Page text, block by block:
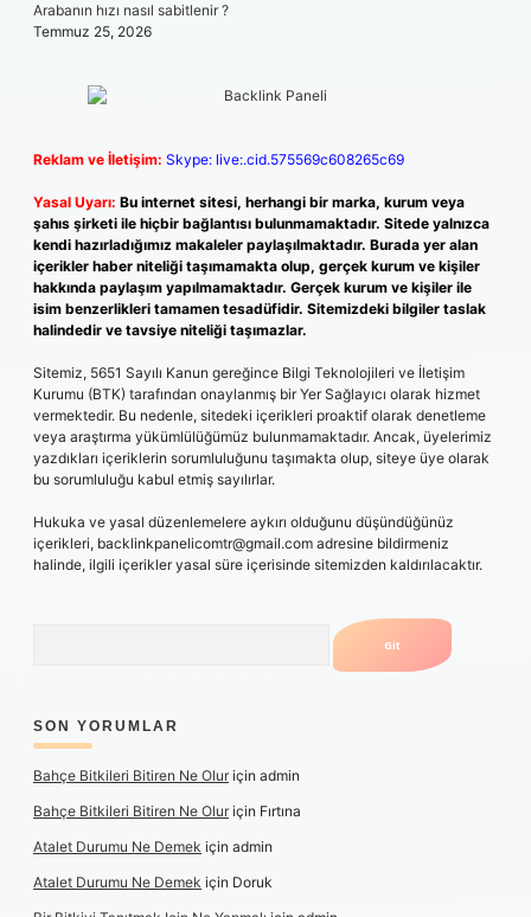
Arabanın hızı nasıl sabitlenir ?
Temmuz 25, 2026
Reklam ve İletişim: Skype: live:.cid.575569c608265c69
Yasal Uyarı: Bu internet sitesi, herhangi bir marka, kurum veya
şahıs şirketi ile hiçbir bağlantısı bulunmamaktadır. Sitede yalnızca
kendi hazırladığımız makaleler paylaşılmaktadır. Burada yer alan
içerikler haber niteliği taşımamakta olup, gerçek kurum ve kişiler
hakkında paylaşım yapılmamaktadır. Gerçek kurum ve kişiler ile
isim benzerlikleri tamamen tesadüfidir. Sitemizdeki bilgiler taslak
halindedir ve tavsiye niteliği taşımazlar.
Sitemiz, 5651 Sayılı Kanun gereğince Bilgi Teknolojileri ve İletişim
Kurumu (BTK) tarafından onaylanmış bir Yer Sağlayıcı olarak hizmet
vermektedir. Bu nedenle, sitedeki içerikleri proaktif olarak denetleme
veya araştırma yükümlülüğümüz bulunmamaktadır. Ancak, üyelerimiz
yazdıkları içeriklerin sorumluluğunu taşımakta olup, siteye üye olarak
bu sorumluluğu kabul etmiş sayılırlar.
Hukuka ve yasal düzenlemelere aykırı olduğunu düşündüğünüz
içerikleri, backlinkpanelicomtr@gmail.com adresine bildirmeniz
halinde, ilgili içerikler yasal süre içerisinde sitemizden kaldırılacaktır.
SON YORUMLAR
Bahçe Bitkileri Bitiren Ne Oluriçin admin
Bahçe Bitkileri Bitiren Ne Oluriçin Fırtına
Atalet Durumu Ne Demek için admin
Atalet Durumu Ne Demek için Doruk